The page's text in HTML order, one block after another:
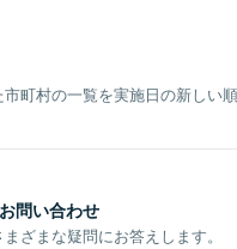
町村の一覧を実施日の新しい
問い合わせ
ざまな疑問にお答えします。